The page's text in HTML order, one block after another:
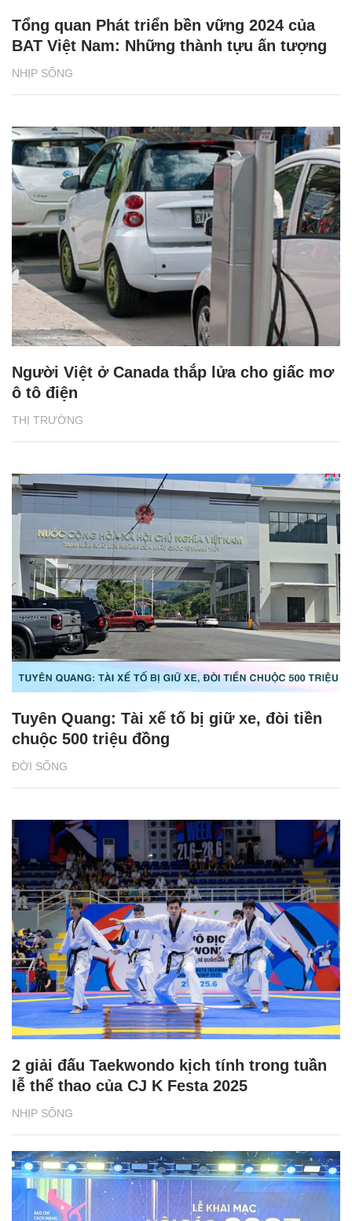
NHỊP SỐNG
Tổng quan Phát triển bền vững 2024 của
BAT Việt Nam: Những thành tựu ấn tượng
THỊ TRƯỜNG
Người Việt ở Canada thắp lửa cho giấc mơ
ô tô điện
ĐỜI SỐNG
Tuyên Quang: Tài xế tố bị giữ xe, đòi tiền
chuộc 500 triệu đồng
NHỊP SỐNG
2 giải đấu Taekwondo kịch tính trong tuần
lễ thể thao của CJ K Festa 2025